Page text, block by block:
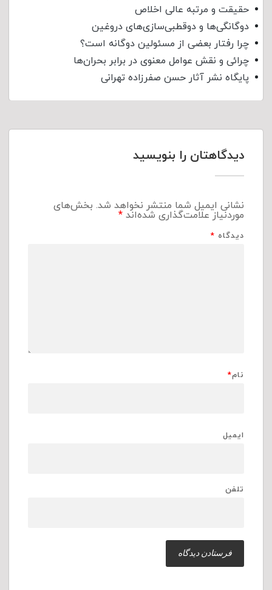
حقیقت و مرتبه عالی اخلاص
دوگانگی‌ها و دوقطبی‌سازی‌های دروغین
چرا رفتار بعضی از مسئولین دوگانه است؟
چرائی و نقش عوامل معنوی در برابر بحران‌ها
پایگاه نشر آثار حسن صفرزاده تهرانی
دیدگاهتان را بنویسید
نشانی ایمیل شما منتشر نخواهد شد. بخش‌های
موردنیاز علامت‌گذاری شده‌اند*
دیدگاه *
نام*
ایمیل
تلفن